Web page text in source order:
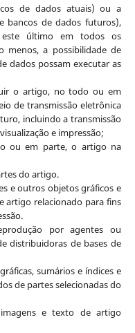
de dados atuais) ou a
bancos de dados futuros),
este último em todos os
menos, a possibilidade de
dados possam executar as
o artigo, no todo ou em
de transmissão eletrônica
incluindo a transmissão
e impressão;
ou em parte, o artigo na
do artigo.
e outros objetos gráficos e
artigo relacionado para fins
por agentes ou
distribuidoras de bases de
sumários e índices e
de partes selecionadas do
e texto de artigo